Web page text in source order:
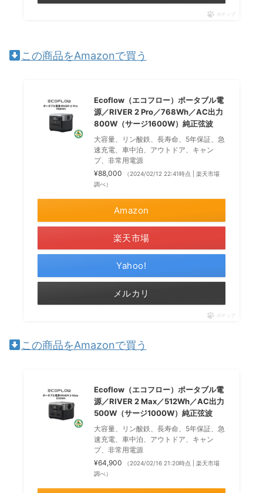
ポチップ
この商品をAmazonで買う
Ecoflow（エコフロー）ポータブル電
源／RIVER 2 Pro／768Wh／AC出力
800W（サージ1600W）純正弦波
大容量、リン酸鉄、長寿命、5年保証、急
速充電、車中泊、アウトドア、キャン
プ、非常用電源
¥88,000
（2024/02/12 22:41時点 | 楽天市場
調べ）
Amazon
楽天市場
Yahoo!
メルカリ
ポチップ
この商品をAmazonで買う
Ecoflow（エコフロー）ポータブル電
源／RIVER 2 Max／512Wh／AC出力
500W（サージ1000W）純正弦波
大容量、リン酸鉄、長寿命、5年保証、急
速充電、車中泊、アウトドア、キャン
プ、非常用電源
¥64,900
（2024/02/16 21:20時点 | 楽天市場
調べ）